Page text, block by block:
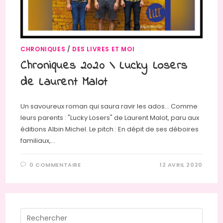
CHRONIQUES / DES LIVRES ET MOI
Chroniques 2020 \ Lucky Losers
de Laurent Malot
Un savoureux roman qui saura ravir les ados... Comme
leurs parents : "Lucky Losers" de Laurent Malot, paru aux
éditions Albin Michel. Le pitch : En dépit de ses déboires
familiaux,…
0 COMMENTAIRE 12 AVRIL 2020